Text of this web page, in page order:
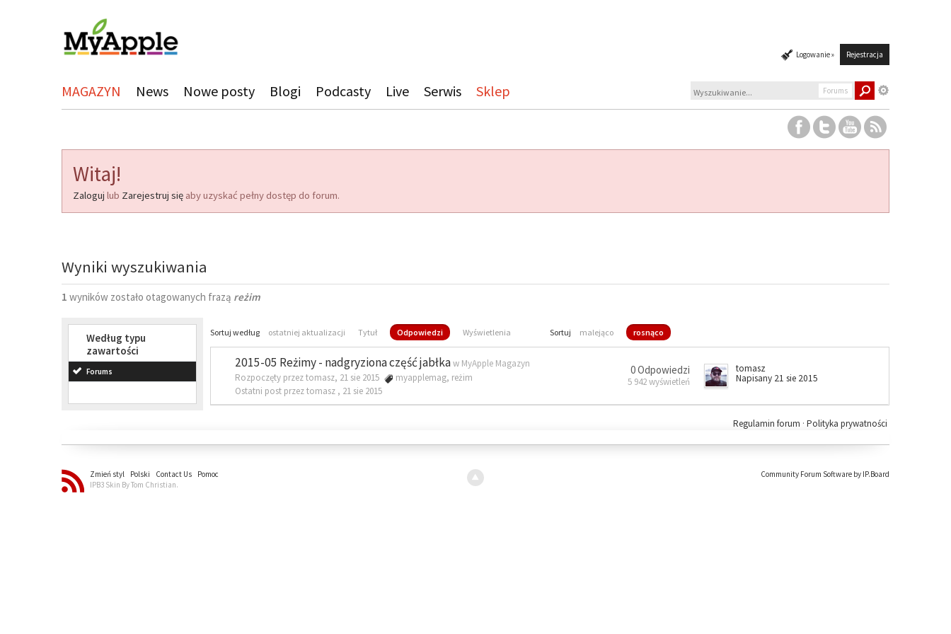
Logowanie » Rejestracja
MAGAZYN News Nowe posty Blogi Podcasty Live Serwis Sklep Forums
Witaj!
Zaloguj lub Zarejestruj się aby uzyskać pełny dostęp do forum.
Wyniki wyszukiwania
1 wyników zostało otagowanych frazą reżim
Według typu
zawartości
Forums
Sortuj według ostatniej aktualizacji Tytuł Odpowiedzi Wyświetlenia Sortuj malejąco rosnąco
2015-05 Reżimy - nadgryziona część jabłkaw MyApple Magazyn
Rozpoczęty przez tomasz, 21 sie 2015
myapplemag, reżim
Ostatni post przez tomasz , 21 sie 2015
0 Odpowiedzi
5 942 wyświetleń
tomasz
Napisany 21 sie 2015
Polityka prywatności
Regulamin forum ·
Zmień styl Polski Contact Us
Pomoc
IPB3 Skin By Tom Christian.
Community Forum Software by IP.Board